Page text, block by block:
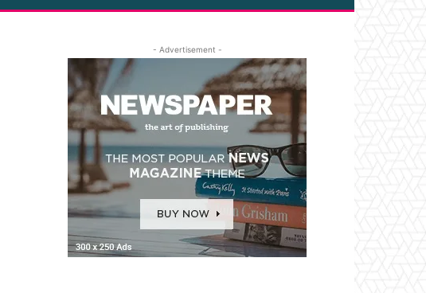
- Advertisement -